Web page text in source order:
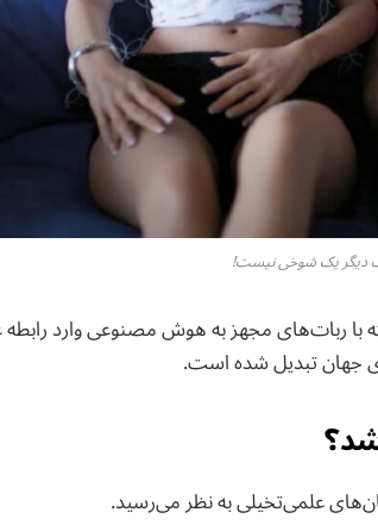
دیگر یک شوخی نیست!
که با ربات‌های مجهز به هوش مصنوعی وارد
جهان تبدیل شده است.
علمی‌تخیلی به نظر می‌رسید.